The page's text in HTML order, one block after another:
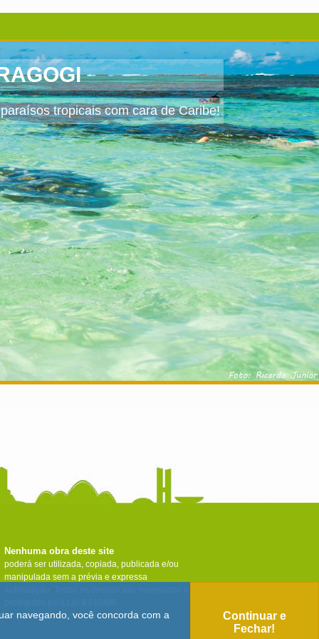
tropicais com cara de Caribe!
Nenhuma obra deste site
poderá ser utilizada, copiada, publicada e/ou
manipulada sem a prévia e expressa
autorização. Todos os direitos são reservados e
protegidos pela Lei 9.610/98.
navegando, você concorda com a
Continuar e
Fechar!